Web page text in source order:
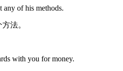
of his methods.
法。
with you for money.